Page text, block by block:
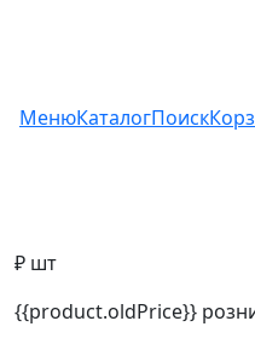
МенюКаталогПоиск
₽ шт
{{product.oldPrice}}